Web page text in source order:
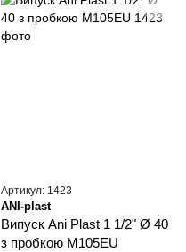
Артикул: 1423
ANI-plast
Випуск Ani Plast 1 1/2" Ø 40
з пробкою М105EU